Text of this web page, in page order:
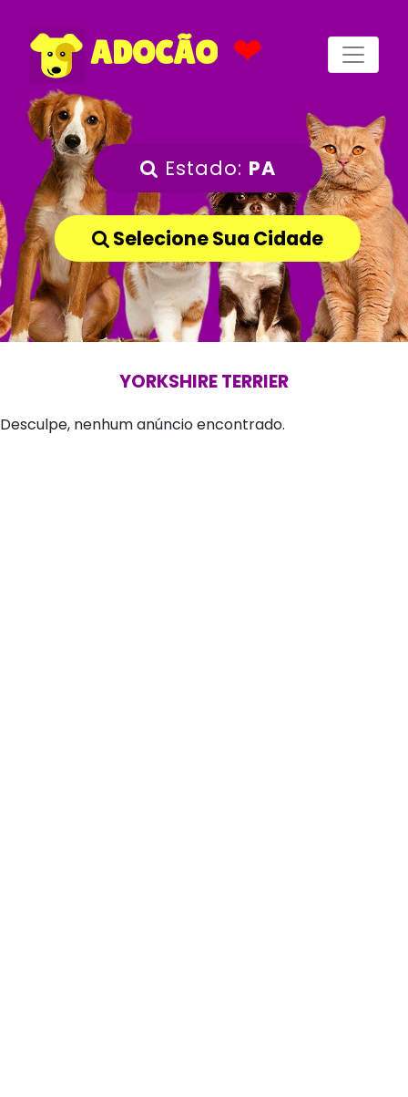
ADOCÃO ❤
Estado: PA
Selecione Sua Cidade
YORKSHIRE TERRIER
Desculpe, nenhum anúncio encontrado.